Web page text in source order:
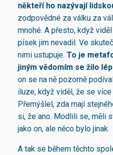
někteří ho nazývají
zodpovědné za válku za
mnohé. A přesto, když
písek jim nevadil. Ve
nimi ustupuje. To je
jiným vědomím se žilo
on se na ně pozorně
iluze, když viděl, že se
Přemýšlel, zda mají
si, že ano. Modlili se, měli
jako on, ale něco bylo jinak.
A tak se během těchto